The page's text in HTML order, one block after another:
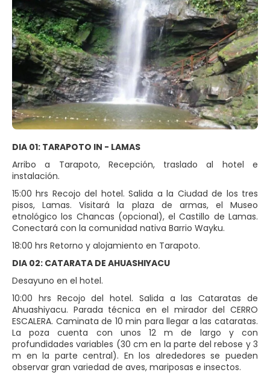
DIA 01: TARAPOTO IN - LAMAS
Arribo a Tarapoto, Recepción, traslado al hotel e
instalación.
15:00 hrs Recojo del hotel. Salida a la Ciudad de los tres
pisos, Lamas. Visitará la plaza de armas, el Museo
etnológico los Chancas (opcional), el Castillo de Lamas.
Conectará con la comunidad nativa Barrio Wayku.
18:00 hrs Retorno y alojamiento en Tarapoto.
DIA 02: CATARATA DE AHUASHIYACU
Desayuno en el hotel.
10:00 hrs Recojo del hotel. Salida a las Cataratas de
Ahuashiyacu. Parada técnica en el mirador del CERRO
ESCALERA. Caminata de 10 min para llegar a las cataratas.
La poza cuenta con unos 12 m de largo y con
profundidades variables (30 cm en la parte del rebose y 3
m en la parte central). En los alrededores se pueden
observar gran variedad de aves, mariposas e insectos.